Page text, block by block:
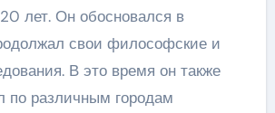
лет. Он обосновался в
свои философские и
В это время он также
по различным городам